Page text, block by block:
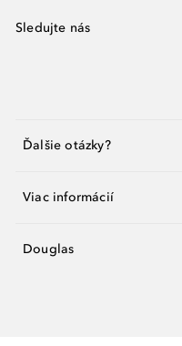
Sledujte nás
Ďalšie otázky?
Viac informácií
Douglas